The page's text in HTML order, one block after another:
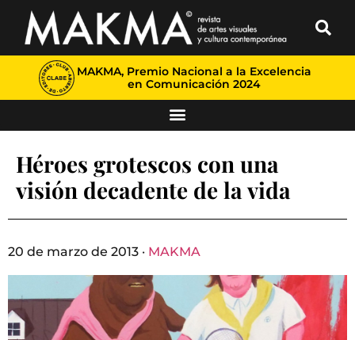
MAKMA, Premio Nacional a la Excelencia
en Comunicación 2024
Héroes grotescos con una
visión decadente de la vida
20 de marzo de 2013 · MAKMA